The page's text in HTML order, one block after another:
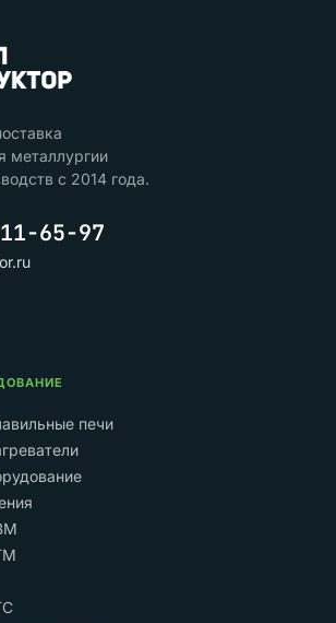
металлургии
с 2014 года.
65-97
печи